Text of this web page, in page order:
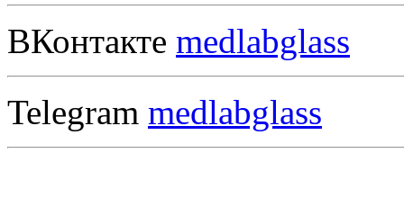
ВКонтакте medlabglass
Telegram medlabglass